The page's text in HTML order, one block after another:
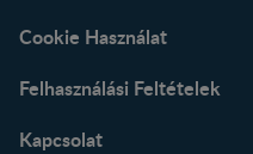
Cookie Használat
Felhasználási Feltételek
Kapcsolat